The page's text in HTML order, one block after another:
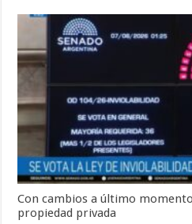
Con cambios a último
propiedad privada